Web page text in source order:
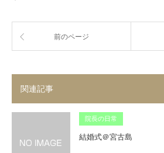
前のページ
関連記事
院長の日常
結婚式＠宮古島